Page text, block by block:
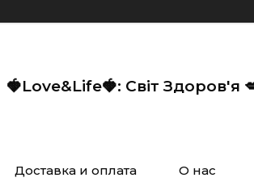
🍓Love&Life🍓: Світ Здоров'я
Доставка и оплата О нас